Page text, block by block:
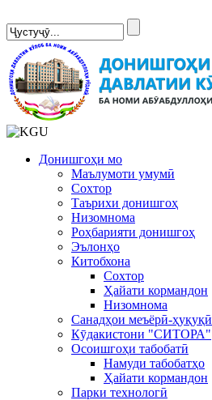
Донишгоҳи мо
Маълумоти умумӣ
Сохтор
Таърихи донишгоҳ
Низомнома
Роҳбарияти донишгоҳ
Эълонҳо
Китобхона
Сохтор
Ҳайати кормандон
Низомнома
Санадҳои меъёрӣ-ҳуқуқӣ
Кӯдакистони "СИТОРА"
Осоишгоҳи табобатӣ
Намуди табобатҳо
Ҳайати кормандон
Парки технологӣ